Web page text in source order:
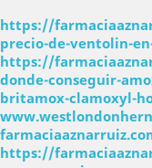
https://
precio-de-ventolin-
https://
donde-conseguir-
britamox-clamoxyl-
https://